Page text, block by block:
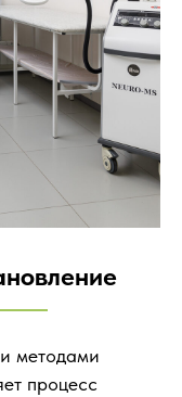
методами
процесс